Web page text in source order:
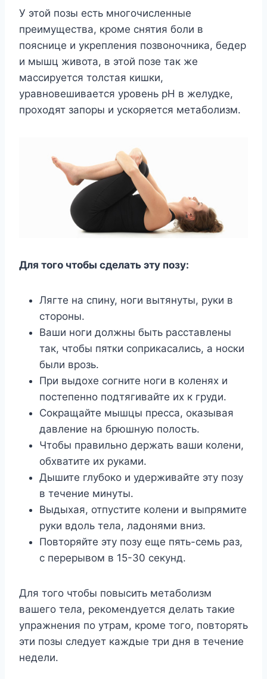
У этой позы есть многочисленные
преимущества, кроме снятия боли в
пояснице и укрепления позвоночника, бедер
и мышц живота, в этой позе так же
массируется толстая кишки,
уравновешивается уровень рН в желудке,
проходят запоры и ускоряется метаболизм.
Для того чтобы сделать эту позу:
Лягте на спину, ноги вытянуты, руки в
стороны.
Ваши ноги должны быть расставлены
так, чтобы пятки соприкасались, а носки
были врозь.
При выдохе согните ноги в коленях и
постепенно подтягивайте их к груди.
Сокращайте мышцы пресса, оказывая
давление на брюшную полость.
Чтобы правильно держать ваши колени,
обхватите их руками.
Дышите глубоко и удерживайте эту позу
в течение минуты.
Выдыхая, отпустите колени и выпрямите
руки вдоль тела, ладонями вниз.
Повторяйте эту позу еще пять-семь раз,
с перерывом в 15-30 секунд.
Для того чтобы повысить метаболизм
вашего тела, рекомендуется делать такие
упражнения по утрам, кроме того, повторять
эти позы следует каждые три дня в течение
недели.